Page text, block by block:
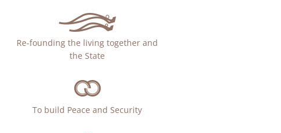
Re-founding the living together and
the State
To build Peace and Security